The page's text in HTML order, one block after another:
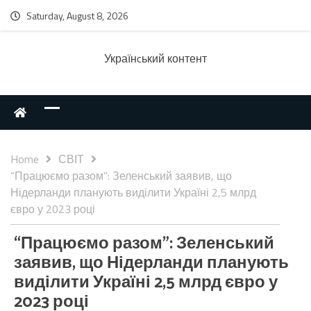
Saturday, August 8, 2026
Українcький контент
Home
СВІТ
“Працюємо разом”: Зеленський заявив, що
Нідерланди планують виділити Україні 2,5 млрд
євро у 2023 році
“Працюємо разом”: Зеленський
заявив, що Нідерланди планують
виділити Україні 2,5 млрд євро у
2023 році